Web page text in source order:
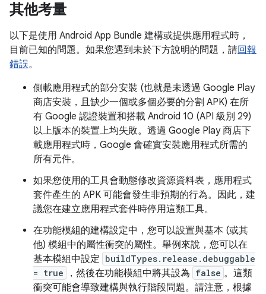
其他考量
以下是使用 Android App Bundle 建構或提供應用程式時，
目前已知的問題。如果您遇到未於下方說明的問題，請回報
錯誤。
側載應用程式的部分安裝 (也就是未透過 Google Play
商店安裝，且缺少一個或多個必要的分割 APK) 在所
有 Google 認證裝置和搭載 Android 10 (API 級別 29)
以上版本的裝置上均失敗。透過 Google Play 商店下
載應用程式時，Google 會確實安裝應用程式所需的
所有元件。
如果您使用的工具會動態修改資源資料表，應用程式
套件產生的 APK 可能會發生非預期的行為。因此，建
議您在建立應用程式套件時停用這類工具。
在功能模組的建構設定中，您可以設置與基本 (或其
他) 模組中的屬性衝突的屬性。舉例來說，您可以在
基本模組中設定 buildTypes.release.debuggable
= true
，然後在功能模組中將其設為 false 。這類
衝突可能會導致建構與執行階段問題。請注意，根據